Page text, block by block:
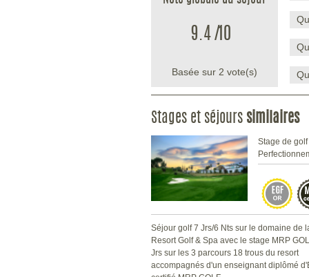
l'adapter et quel que soit son niveau.
9.4 /
10
Basée sur 2 vote(s)
Stages et séjours similaires
Stage de
Séjour golf 7 Jrs/6 Nts sur le domaine de
Resort Golf & Spa avec le stage MRP
Jrs sur les 3 parcours 18 trous du resort
accompagnés d'un enseignant diplômé